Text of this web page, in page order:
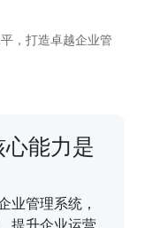
，打造卓越企业管
能力是
业管理系统，